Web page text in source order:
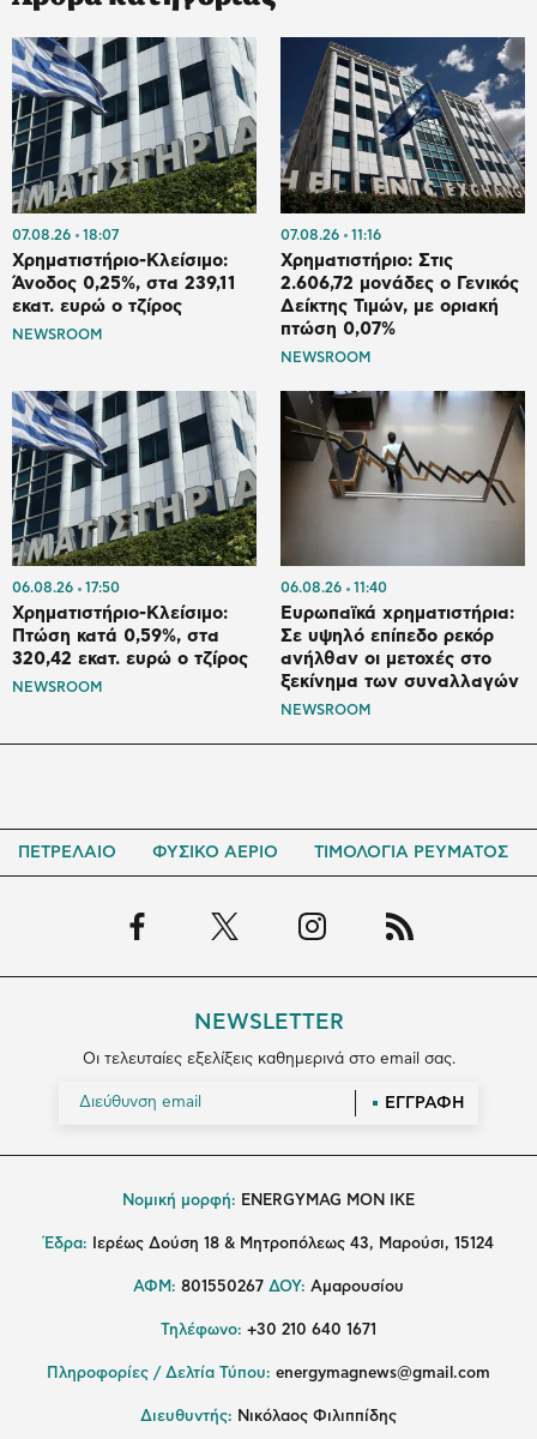
07.08.26 18:07
Χρηματιστήριο-Κλείσιμο:
Άνοδος 0,25%, στα 239,11
εκατ. ευρώ ο τζίρος
NEWSROOM
07.08.26 11:16
Χρηματιστήριο: Στις
2.606,72 μονάδες ο Γενικός
Δείκτης Τιμών, με οριακή
πτώση 0,07%
NEWSROOM
06.08.26 17:50
Χρηματιστήριο-Κλείσιμο:
Πτώση κατά 0,59%, στα
320,42 εκατ. ευρώ ο τζίρος
NEWSROOM
06.08.26 11:40
Ευρωπαϊκά χρηματιστήρια:
Σε υψηλό επίπεδο ρεκόρ
ανήλθαν οι μετοχές στο
ξεκίνημα των συναλλαγών
NEWSROOM
ΠΕΤΡΕΛΑΙΟ ΦΥΣΙΚΟ ΑΕΡΙΟ ΤΙΜΟΛΟΓΙΑ ΡΕΥΜΑΤΟΣ
NEWSLETTER
Οι τελευταίες εξελίξεις καθημερινά στο email σας.
ΕΓΓΡΑΦΗ
Νομική μορφή: ENERGYMAG MON IKE
Έδρα: Ιερέως Δούση 18 & Μητροπόλεως 43, Μαρούσι, 15124
ΑΦΜ: 801550267 ΔΟΥ: Αμαρουσίου
Τηλέφωνο: +30 210 640 1671
Πληροφορίες / Δελτία Τύπου: energymagnews@gmail.com
Διευθυντής: Νικόλαος Φιλιππίδης